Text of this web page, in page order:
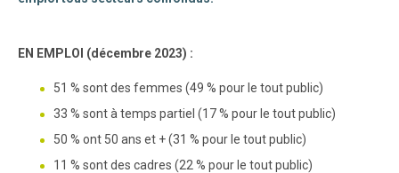
EN EMPLOI (décembre 2023) :
51 % sont des femmes (49 % pour le tout public)
33 % sont à temps partiel (17 % pour le tout public)
50 % ont 50 ans et + (31 % pour le tout public)
11 % sont des cadres (22 % pour le tout public)